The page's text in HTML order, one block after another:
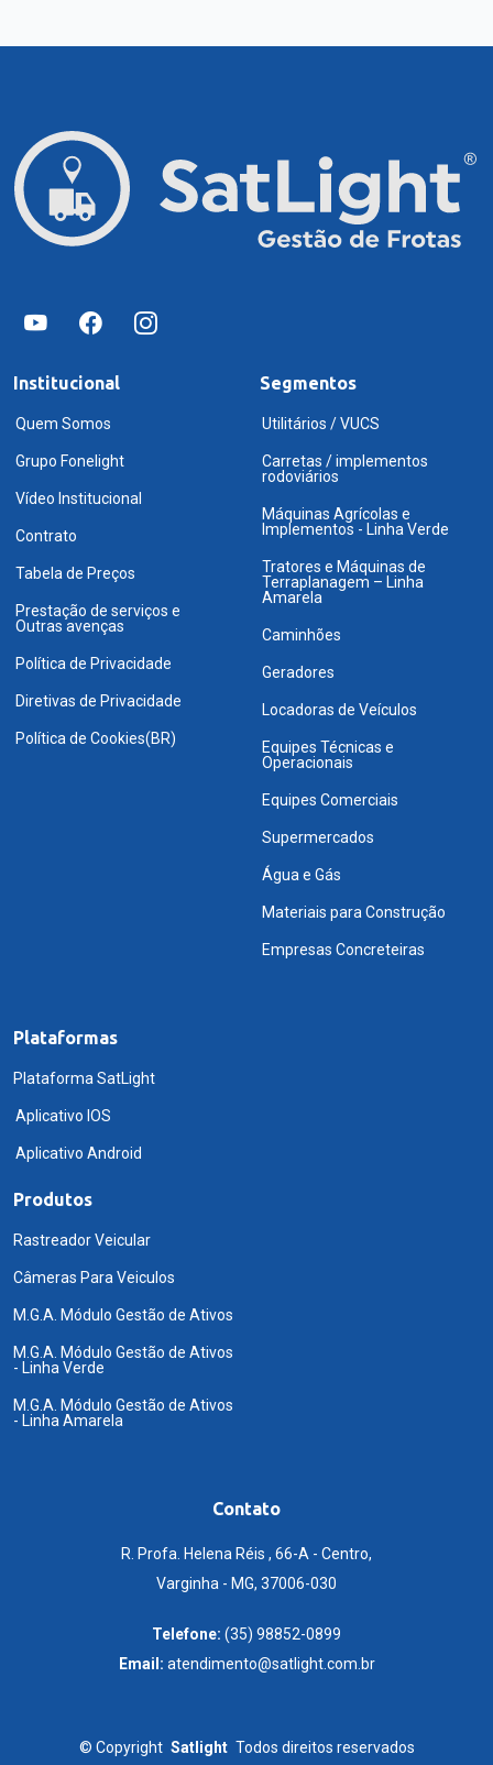
Institucional
Quem Somos
Grupo Fonelight
Vídeo Institucional
Contrato
Tabela de Preços
Prestação de serviços e
Outras avenças
Política de Privacidade
Diretivas de Privacidade
Política de Cookies(BR)
Segmentos
Utilitários / VUCS
Carretas / implementos
rodoviários
Máquinas Agrícolas e
Implementos - Linha Verde
Tratores e Máquinas de
Terraplanagem – Linha
Amarela
Caminhões
Geradores
Locadoras de Veículos
Equipes Técnicas e
Operacionais
Equipes Comerciais
Supermercados
Água e Gás
Materiais para Construção
Empresas Concreteiras
Plataformas
Plataforma SatLight
Aplicativo IOS
Aplicativo Android
Produtos
Rastreador Veicular
Câmeras Para Veiculos
M.G.A. Módulo Gestão de Ativos
M.G.A. Módulo Gestão de Ativos
- Linha Verde
M.G.A. Módulo Gestão de Ativos
- Linha Amarela
Contato
R. Profa. Helena Réis , 66-A - Centro,
Varginha - MG, 37006-030
Telefone: (35) 98852-0899
Email: atendimento@satlight.com.br
© Copyright Satlight Todos direitos reservados